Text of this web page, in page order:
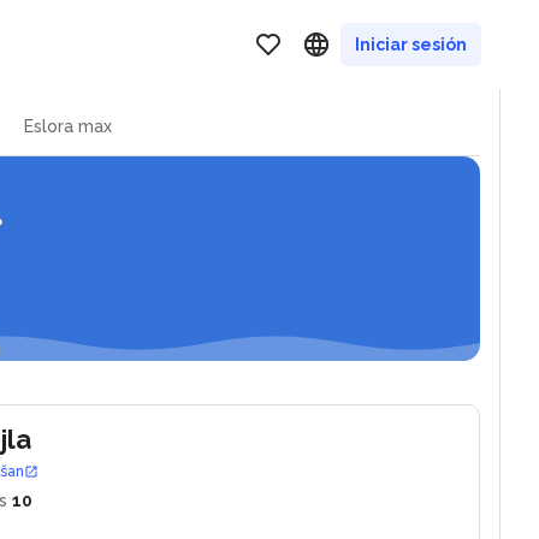
Iniciar sesión
Eslora max
10